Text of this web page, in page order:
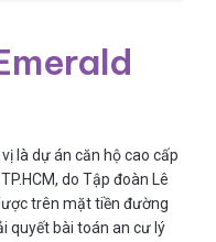
là dự án căn hộ cao cấp
do Tập đoàn Lê
trên mặt tiền đường
quyết bài toán an cư lý